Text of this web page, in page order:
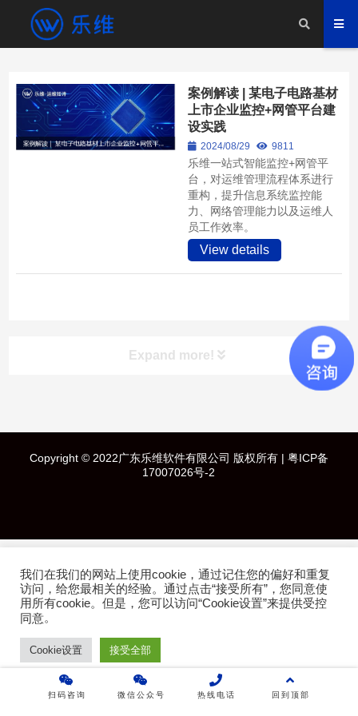
案例解读 | 某电子电路基材
上市企业监控+网管平台建
设实践
2024/08/29 9811
乐维一站式智能监控+网管平
台，对运维管理流程体系进行
重构，提升信息系统监控能
力、网络管理能力以及运维人
员工作效率。
View details
Expand more!
行业方案
关于乐维
Copyright © 2022广东乐维软件有限公司 版权所有 | 粤ICP备
17007026号-2
扫码咨询 微信公众号 热线电话 回到顶部
我们在我们的网站上使用cookie，通过记住您的偏好和重复
访问，给您最相关的经验。通过点击“接受所有”，您同意使
用所有cookie。但是，您可以访问“Cookie设置”来提供受控
同意。
Cookie设置 接受全部